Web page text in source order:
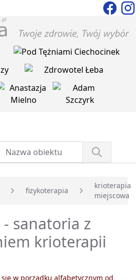
fizykoterapia
krioterapia
miejscowa
- sanatoria z
krioterapii
w porządku alfabetycznym od